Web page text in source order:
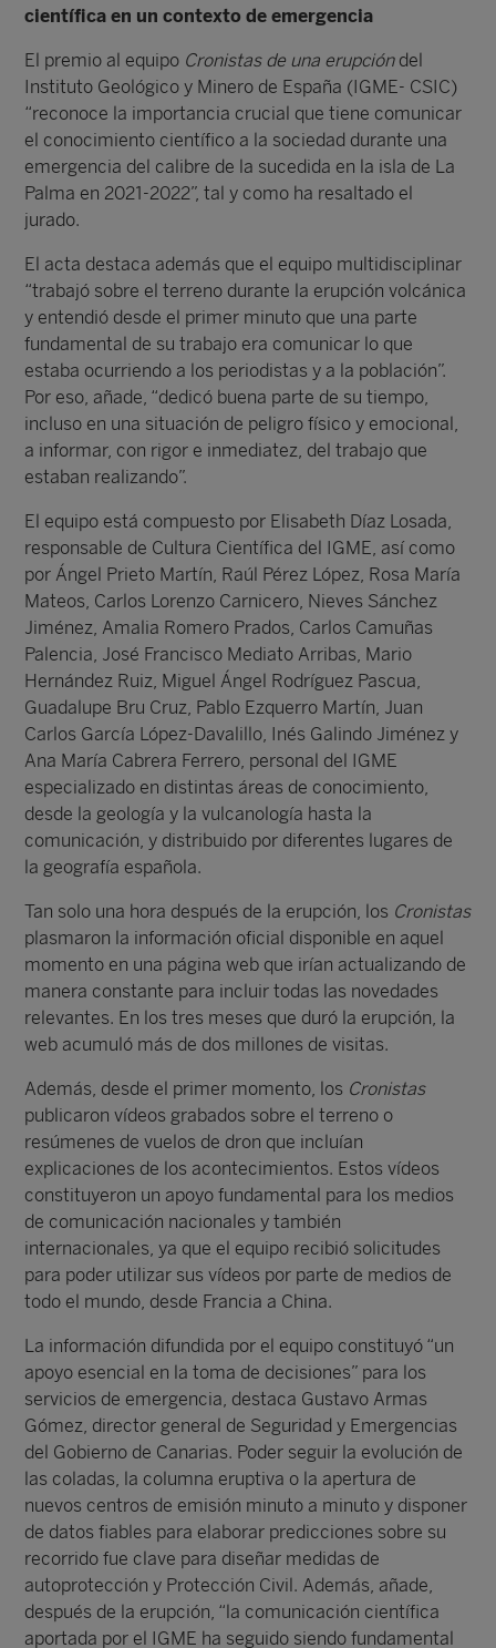
científica en un contexto de emergencia
El premio al equipo Cronistas de una erupcióndel
Instituto Geológico y Minero de España (IGME- CSIC)
“reconoce la importancia crucial que tiene comunicar
el conocimiento científico a la sociedad durante una
emergencia del calibre de la sucedida en la isla de La
Palma en 2021-2022”, tal y como ha resaltado el
jurado.
El acta destaca además que el equipo multidisciplinar
“trabajó sobre el terreno durante la erupción volcánica
y entendió desde el primer minuto que una parte
fundamental de su trabajo era comunicar lo que
estaba ocurriendo a los periodistas y a la población”.
Por eso, añade, “dedicó buena parte de su tiempo,
incluso en una situación de peligro físico y emocional,
a informar, con rigor e inmediatez, del trabajo que
estaban realizando”.
El equipo está compuesto por Elisabeth Díaz Losada,
responsable de Cultura Científica del IGME, así como
por Ángel Prieto Martín, Raúl Pérez López, Rosa María
Mateos, Carlos Lorenzo Carnicero, Nieves Sánchez
Jiménez, Amalia Romero Prados, Carlos Camuñas
Palencia, José Francisco Mediato Arribas, Mario
Hernández Ruiz, Miguel Ángel Rodríguez Pascua,
Guadalupe Bru Cruz, Pablo Ezquerro Martín, Juan
Carlos García López-Davalillo, Inés Galindo Jiménez y
Ana María Cabrera Ferrero, personal del IGME
especializado en distintas áreas de conocimiento,
desde la geología y la vulcanología hasta la
comunicación, y distribuido por diferentes lugares de
la geografía española.
Tan solo una hora después de la erupción, los Cronistas
plasmaron la información oficial disponible en aquel
momento en una página web que irían actualizando de
manera constante para incluir todas las novedades
relevantes. En los tres meses que duró la erupción, la
web acumuló más de dos millones de visitas.
Además, desde el primer momento, los Cronistas
publicaron vídeos grabados sobre el terreno o
resúmenes de vuelos de dron que incluían
explicaciones de los acontecimientos. Estos vídeos
constituyeron un apoyo fundamental para los medios
de comunicación nacionales y también
internacionales, ya que el equipo recibió solicitudes
para poder utilizar sus vídeos por parte de medios de
todo el mundo, desde Francia a China.
La información difundida por el equipo constituyó “un
apoyo esencial en la toma de decisiones” para los
servicios de emergencia, destaca Gustavo Armas
Gómez, director general de Seguridad y Emergencias
del Gobierno de Canarias. Poder seguir la evolución de
las coladas, la columna eruptiva o la apertura de
nuevos centros de emisión minuto a minuto y disponer
de datos fiables para elaborar predicciones sobre su
recorrido fue clave para diseñar medidas de
autoprotección y Protección Civil. Además, añade,
después de la erupción, “la comunicación científica
aportada por el IGME ha seguido siendo fundamental